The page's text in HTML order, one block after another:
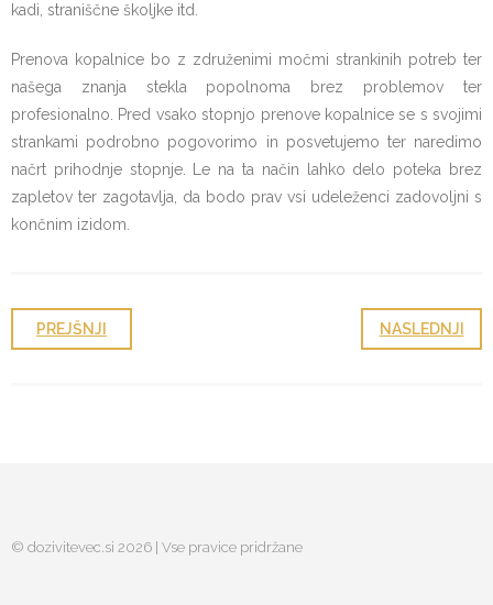
kadi, straniščne školjke itd.
Prenova kopalnice bo z združenimi močmi strankinih potreb ter
našega znanja stekla popolnoma brez problemov ter
profesionalno. Pred vsako stopnjo prenove kopalnice se s svojimi
strankami podrobno pogovorimo in posvetujemo ter naredimo
načrt prihodnje stopnje. Le na ta način lahko delo poteka brez
zapletov ter zagotavlja, da bodo prav vsi udeleženci zadovoljni s
končnim izidom.
PREJŠNJI NASLEDNJI
© dozivitevec.si 2026 | Vse pravice pridržane